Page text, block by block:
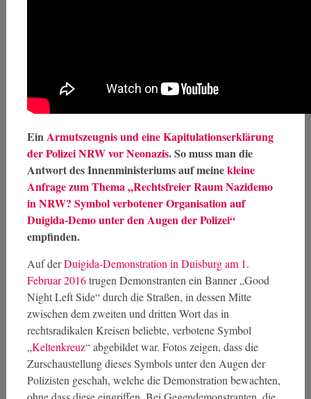
EinArmutszeugnis und eine Kapitulationserklärung
der Polizei NRW vor Neonazis. So muss man die
Antwort des Innenministeriums auf meinekleine
Anfrage zum Thema „Rechtsfreier Raum Nazidemo
in NRW? Symbol verbotener Organisation auf
Duigida-Demo unter den Augen der Polizei“
empfinden.
Auf derDuigida-Demonstration in Duisburg am 1.
Februar 2016trugen Demonstranten ein Banner „Good
Night Left Side“ durch die Straßen, in dessen Mitte
zwischen dem zweiten und dritten Wort das in
rechtsradikalen Kreisen beliebte, verbotene Symbol
„Keltenkreuz“ abgebildet war. Fotos zeigen, dass die
Zurschaustellung dieses Symbols unter den Augen der
Polizisten geschah, welche die Demonstration bewachten,